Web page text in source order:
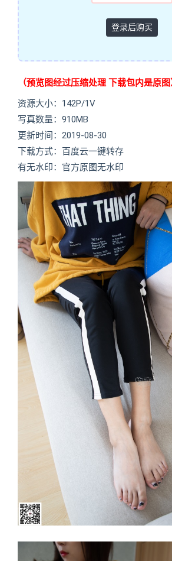
登录后购买
（预览图经过压缩处理 下载包内是原图
资源大小：142P/1V
写真数量：910MB
更新时间：2019-08-30
下载方式：百度云一键转存
有无水印：官方原图无水印